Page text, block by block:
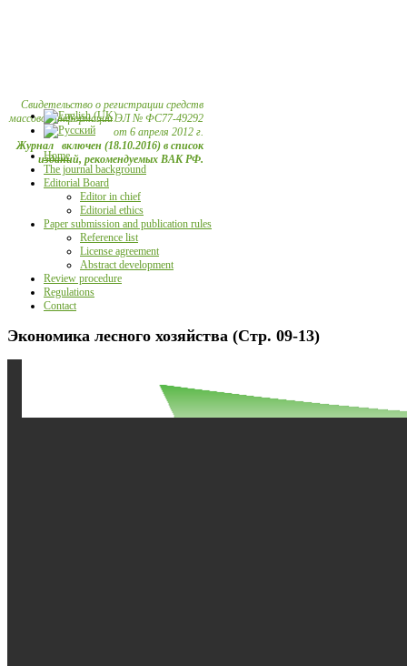
Свидетельство о регистрации средств
массовой информации ЭЛ № ФС77-49292
от 6 апреля 2012 г.
Журнал включен (18.10.2016) в список
изданий, рекомендуемых ВАК РФ.
Home
The journal background
Editorial Board
Editor in chief
Editorial ethics
Paper submission and publication rules
Reference list
License agreement
Abstract development
Review procedure
Regulations
Contact
Экономика лесного хозяйства (Стр. 09-13)